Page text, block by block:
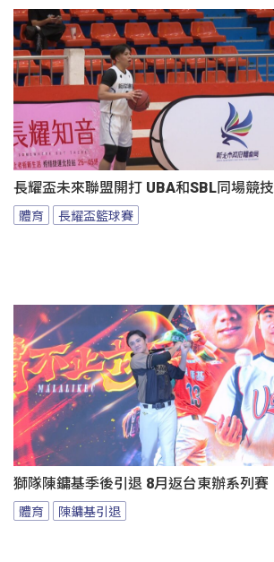
長耀盃未來聯盟開打 UBA和SBL同場競技
體育 長耀盃籃球賽
獅隊陳鏞基季後引退 8月返台東辦系列賽
體育 陳鏞基引退